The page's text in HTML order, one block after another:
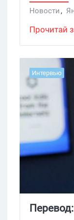
будет
инсталлов
Новости,
Прочитай
Интервью